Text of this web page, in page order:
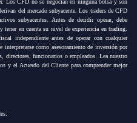
Los CFD no se negocian en ninguna bolsa y son
del mercado subyacente. Los traders de CFD
subyacentes. Antes de decidir operar, debe
tener en cuenta su nivel de experiencia en trading.
independiente antes de operar con cualquier
como asesoramiento de inversión por
directores, funcionarios o empleados. Lea nuestro
y el Acuerdo del Cliente para comprender mejor